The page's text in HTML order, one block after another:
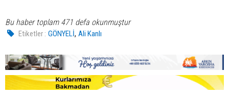
Bu haber toplam 471 defa okunmuştur
Etiketler : GÖNYELİ,Ali Kanlı